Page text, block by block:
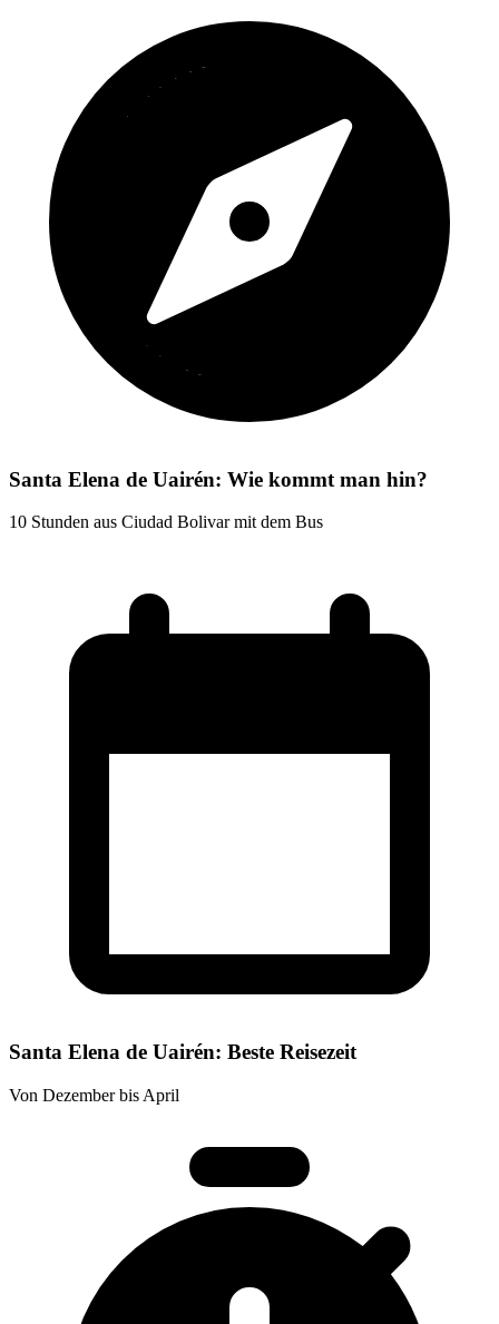
Santa Elena de Uairén: Wie kommt man hin?
10 Stunden aus Ciudad Bolivar mit dem Bus
Santa Elena de Uairén: Beste Reisezeit
Von Dezember bis April